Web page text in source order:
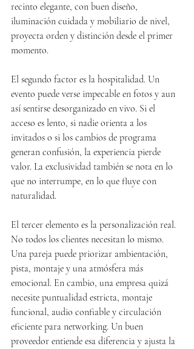
recinto elegante, con buen diseño,
iluminación cuidada y mobiliario de nivel,
proyecta orden y distinción desde el primer
momento.
El segundo factor es la hospitalidad. Un
evento puede verse impecable en fotos y aun
así sentirse desorganizado en vivo. Si el
acceso es lento, si nadie orienta a los
invitados o si los cambios de programa
generan confusión, la experiencia pierde
valor. La exclusividad también se nota en lo
que no interrumpe, en lo que fluye con
naturalidad.
El tercer elemento es la personalización real.
No todos los clientes necesitan lo mismo.
Una pareja puede priorizar ambientación,
pista, montaje y una atmósfera más
emocional. En cambio, una empresa quizá
necesite puntualidad estricta, montaje
funcional, audio confiable y circulación
eficiente para networking. Un buen
proveedor entiende esa diferencia y ajusta la